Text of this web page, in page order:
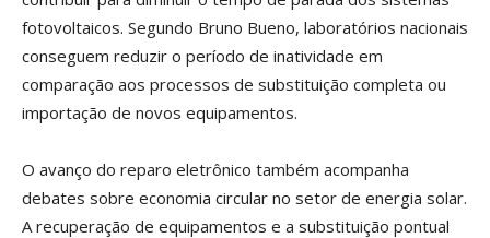
fotovoltaicos. Segundo Bruno Bueno, laboratórios nacionais
conseguem reduzir o período de inatividade em
comparação aos processos de substituição completa ou
importação de novos equipamentos.
O avanço do reparo eletrônico também acompanha
debates sobre economia circular no setor de energia solar.
A recuperação de equipamentos e a substituição pontual